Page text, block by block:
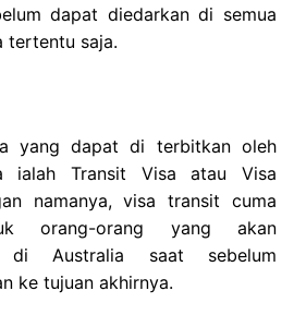
dapat diedarkan di semua
tertentu saja.
yang dapat di terbitkan oleh
ialah Transit Visa atau Visa
namanya, visa transit cuma
orang-orang yang akan
di Australia saat sebelum
ke tujuan akhirnya.